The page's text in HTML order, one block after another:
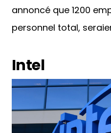
annoncé que 1200
personnel total,
Intel